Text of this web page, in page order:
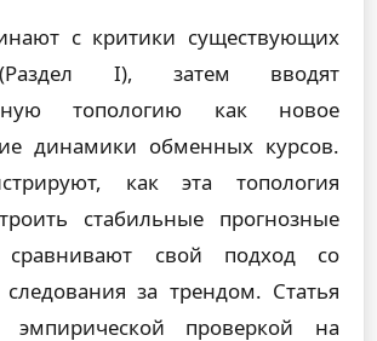
с критики существующих
I), затем вводят
топологию как новое
динамики обменных курсов.
как эта топология
стабильные прогнозные
свой подход со
следования за трендом. Статья
эмпирической проверкой на